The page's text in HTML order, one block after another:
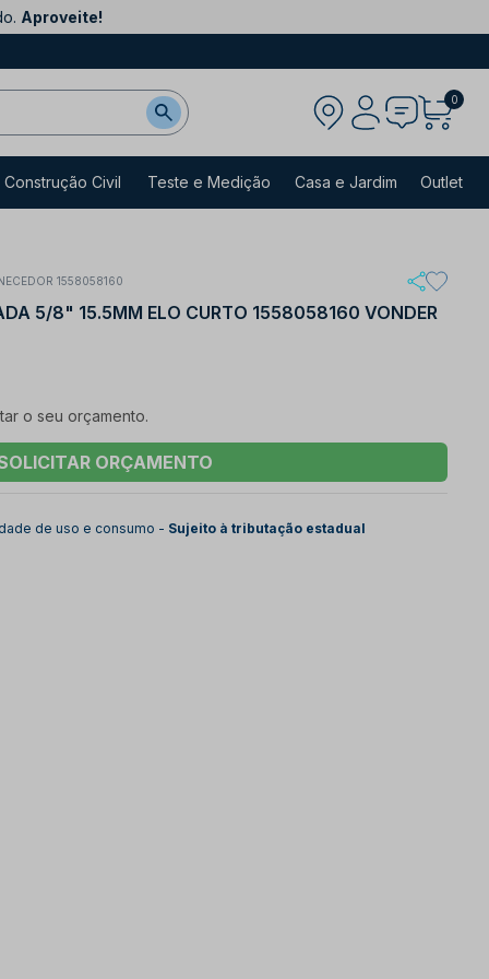
Aproveite!
0
Construção Civil Teste e Medição Casa e Jardim Outlet
1558058160
5/8" 15.5MM ELO CURTO 1558058160 VONDER
o seu orçamento.
ORÇAMENTO
de uso e consumo - Sujeito à tributação estadual